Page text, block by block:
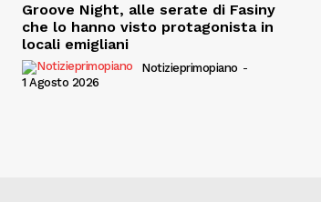
Groove Night, alle serate di Fasiny
che lo hanno visto protagonista in
locali emigliani
Notizieprimopiano -
1 Agosto 2026